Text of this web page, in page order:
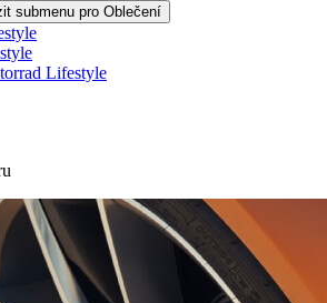
submenu pro Oblečení
Lifestyle